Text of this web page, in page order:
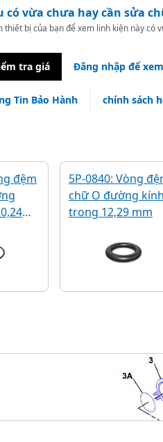
có vừa chưa hay cần sửa
thiết bị của bạn để xem linh kiện này có
tra giá Đăng nhập để
Tin Bảo Hành chính sách
đệm
5P-0840: Vòng
chữ O đường kính
trong 12,29 mm